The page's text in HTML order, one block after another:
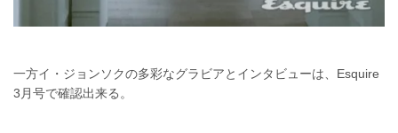
一方イ・ジョンソクの多彩なグラビアとインタビューは、Esquire
3月号で確認出来る。